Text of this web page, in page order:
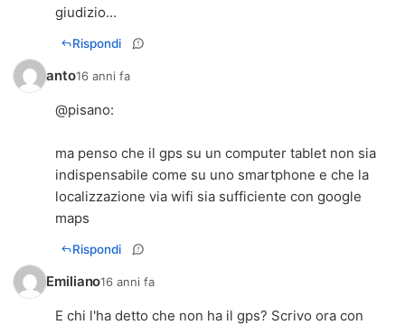
giudizio...
Rispondi
anto16 anni fa
@pisano:
ma penso che il gps su un computer tablet non sia
indispensabile come su uno smartphone e che la
localizzazione via wifi sia sufficiente con google
maps
Rispondi
Emiliano16 anni fa
E chi l'ha detto che non ha il gps? Scrivo ora con